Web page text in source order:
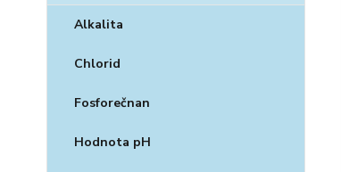
Alkalita
Chlorid
Fosforečnan
Hodnota pH